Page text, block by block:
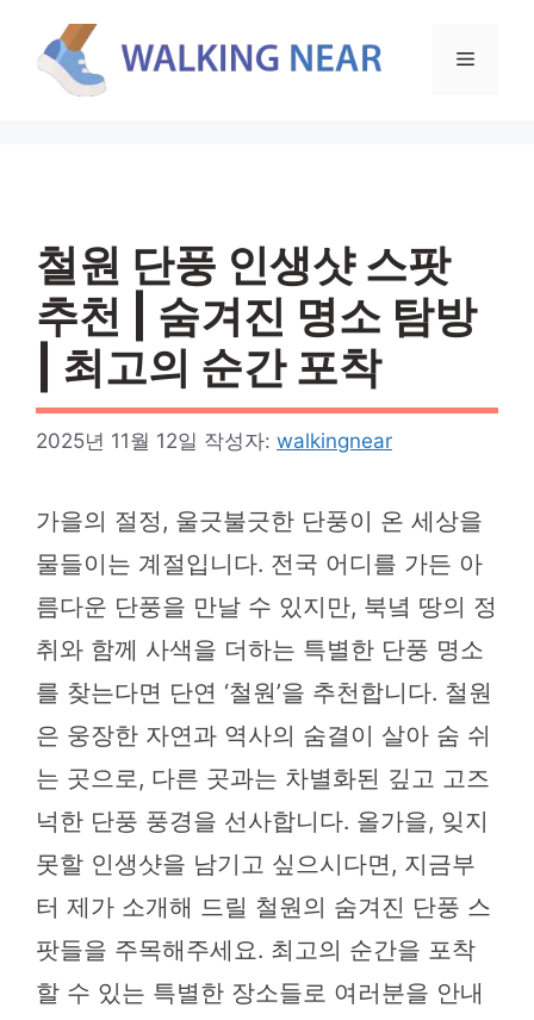
메
철원 단풍 인생샷 스팟
추천 | 숨겨진 명소 탐방
| 최고의 순간 포착
2025년 11월 12일 작성자: walkingnear
가을의 절정, 울긋불긋한 단풍이 온 세상을
물들이는 계절입니다. 전국 어디를 가든 아
름다운 단풍을 만날 수 있지만, 북녘 땅의 정
취와 함께 사색을 더하는 특별한 단풍 명소
를 찾는다면 단연 ‘철원’을 추천합니다. 철원
은 웅장한 자연과 역사의 숨결이 살아 숨 쉬
는 곳으로, 다른 곳과는 차별화된 깊고 고즈
넉한 단풍 풍경을 선사합니다. 올가을, 잊지
못할 인생샷을 남기고 싶으시다면, 지금부
터 제가 소개해 드릴 철원의 숨겨진 단풍 스
팟들을 주목해주세요. 최고의 순간을 포착
할 수 있는 특별한 장소들로 여러분을 안내